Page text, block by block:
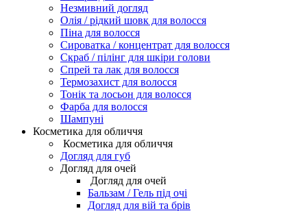
Незмивний догляд
Олія / рідкий шовк для волосся
Піна для волосся
Сироватка / концентрат для волосся
Скраб / пілінг для шкіри голови
Спрей та лак для волосся
Термозахист для волосся
Тонік та лосьон для волосся
Фарба для волосся
Шампуні
Косметика для обличчя
Косметика для обличчя
Догляд для губ
Догляд для очей
Догляд для очей
Бальзам / Гель під очі
Догляд для вій та брів